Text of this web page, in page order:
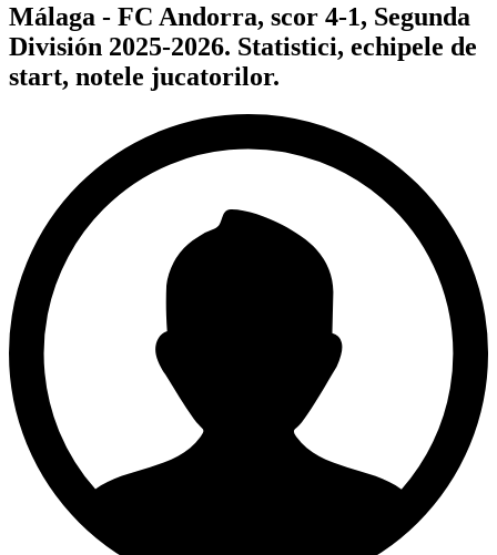
Málaga - FC Andorra, scor 4-1, Segunda
División 2025-2026. Statistici, echipele de
start, notele jucatorilor.